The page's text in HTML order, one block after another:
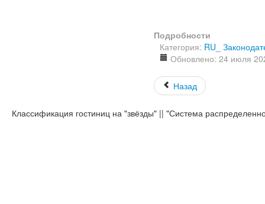
Подробности
Категория: RU_
Обновлено: 24 июля
Назад
Классификация гостиниц на "звёзды" || "Система